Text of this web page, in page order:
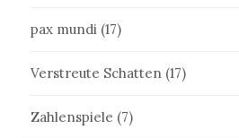
pax mundi (17)
Verstreute Schatten (17)
Zahlenspiele (7)